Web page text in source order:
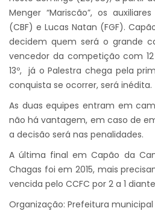
Menger “Mariscão”, os
(CBF) e Lucas Natan (FGF).
decidem quem será o grande
vencedor da competição com
13º, já o Palestra chega pela
conquista se ocorrer, será inédita.
As duas equipes entram em
não há vantagem, em caso de
a decisão será nas penalidades.
A última final em Capão da
Chagas foi em 2015, mais
vencida pelo CCFC por 2 a 1
Organização: Prefeitura